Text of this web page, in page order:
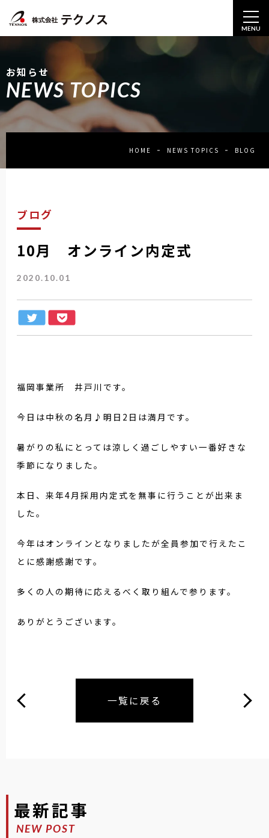
MENU
お知らせ
NEWS TOPICS
HOME NEWS TOPICS BLOG
ブログ
10月 オンライン内定式
2020.10.01
福岡事業所 井戸川です。
今日は中秋の名月♪明日2日は満月です。
暑がりの私にとっては涼しく過ごしやすい一番好きな
季節になりました。
本日、来年4月採用内定式を無事に行うことが出来ま
した。
今年はオンラインとなりましたが全員参加で行えたこ
とに感謝感謝です。
多くの人の期待に応えるべく取り組んで参ります。
ありがとうございます。
一覧に戻る
最新記事
NEW POST